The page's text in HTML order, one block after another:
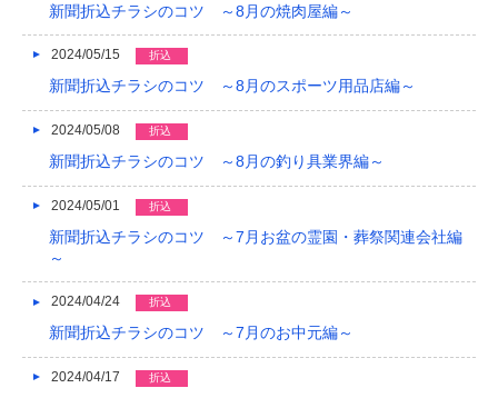
新聞折込チラシのコツ ～8月の焼肉屋編～
2024/05/15 折込
新聞折込チラシのコツ ～8月のスポーツ用品店編～
2024/05/08 折込
新聞折込チラシのコツ ～8月の釣り具業界編～
2024/05/01 折込
新聞折込チラシのコツ ～7月お盆の霊園・葬祭関連会社編
～
2024/04/24 折込
新聞折込チラシのコツ ～7月のお中元編～
2024/04/17 折込